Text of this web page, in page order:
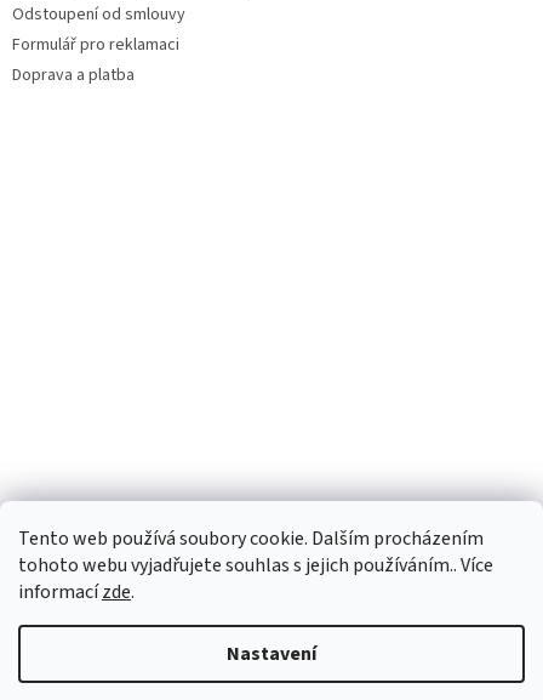
Tento web používá soubory cookie. Dalším procházením
tohoto webu vyjadřujete souhlas s jejich používáním.. Více
informacízde.
Nastavení
Odstoupení od smlouvy
Formulář pro reklamaci
Doprava a platba
Facebook